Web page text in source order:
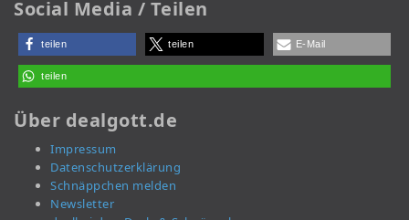
Social Media / Teilen
teilen teilen E-Mail
teilen
Über dealgott.de
Impressum
Datenschutzerklärung
Schnäppchen melden
Newsletter